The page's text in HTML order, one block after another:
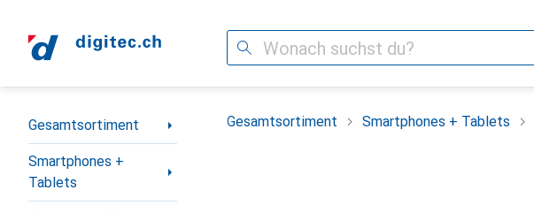
Suche
Navigation nach Kategorien
Gesamtsortiment
Smartphones +
Tablets
Gesamtsortiment Smartphones + Tablets